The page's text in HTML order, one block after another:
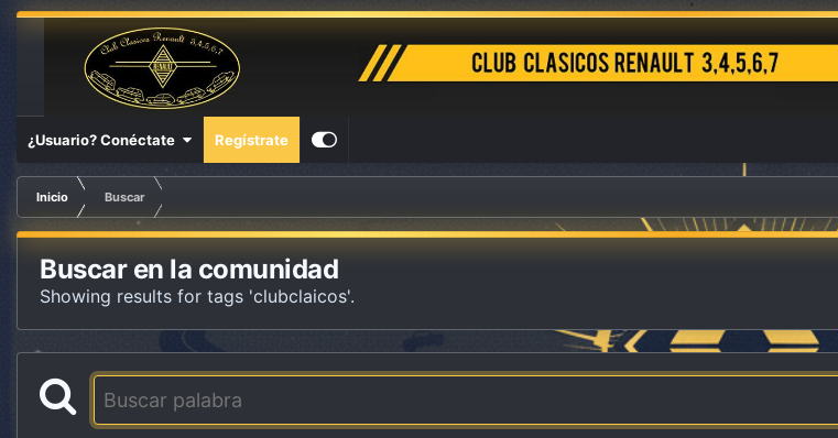
¿Usuario? Conéctate Regístrate
Inicio
Buscar
Buscar en la comunidad
Showing results for tags 'clubclaicos'.